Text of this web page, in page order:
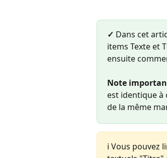
✓ Dans cet
items Texte et
ensuite
Note
est identique à
de la même
ℹ️ Vous pouvez